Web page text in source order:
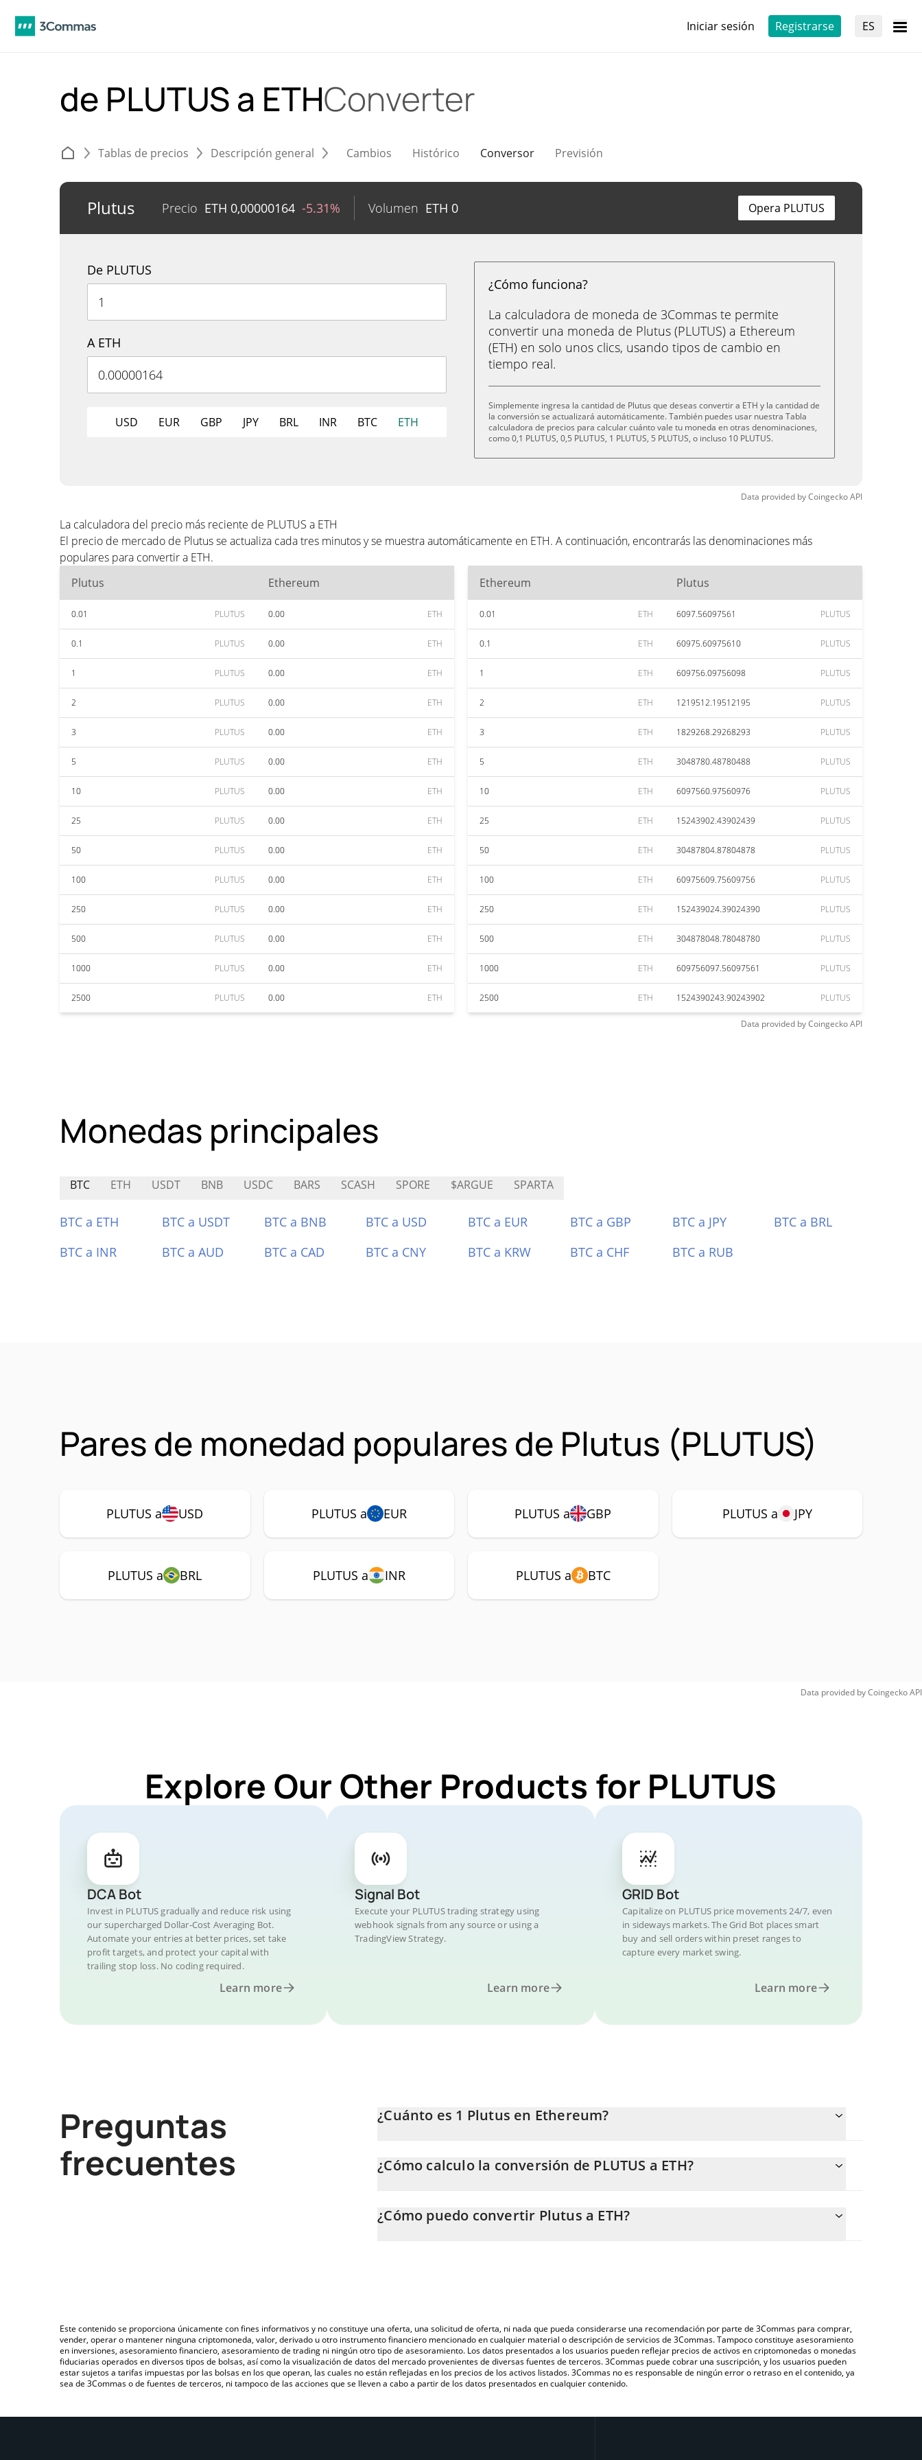
Iniciar sesión Registrarse ES
de PLUTUS a ETHConverter
Tablas de precios Descripción general Cambios Histórico Conversor Previsión
Plutus Precio ETH 0,00000164 -5.31% Volumen ETH 0 Opera PLUTUS
De PLUTUS
A ETH
USD EUR GBP JPY BRL INR BTC ETH
¿Cómo funciona?
La calculadora de moneda de 3Commas te permite
convertir una moneda de Plutus (PLUTUS) a Ethereum
(ETH) en solo unos clics, usando tipos de cambio en
tiempo real.
Simplemente ingresa la cantidad de Plutus que deseas convertir a ETH y la cantidad de
la conversión se actualizará automáticamente. También puedes usar nuestra Tabla
calculadora de precios para calcular cuánto vale tu moneda en otras denominaciones,
como 0,1 PLUTUS, 0,5 PLUTUS, 1 PLUTUS, 5 PLUTUS, o incluso 10 PLUTUS.
Data provided byCoingeckoAPI
La calculadora del precio más reciente de PLUTUS a ETH
El precio de mercado de Plutus se actualiza cada tres minutos y se muestra automáticamente en ETH. A continuación, encontrarás las denominaciones más
populares para convertir a ETH.
Plutus
Ethereum
0.01 PLUTUS 0.00 ETH
0.1 PLUTUS 0.00 ETH
1 PLUTUS 0.00 ETH
2 PLUTUS 0.00 ETH
3 PLUTUS 0.00 ETH
5 PLUTUS 0.00 ETH
10 PLUTUS 0.00 ETH
25 PLUTUS 0.00 ETH
50 PLUTUS 0.00 ETH
100 PLUTUS 0.00 ETH
250 PLUTUS 0.00 ETH
500 PLUTUS 0.00 ETH
1000 PLUTUS 0.00 ETH
2500 PLUTUS 0.00 ETH
Ethereum Plutus
0.01 ETH 6097.56097561 PLUTUS
0.1 ETH 60975.60975610 PLUTUS
1 ETH 609756.09756098 PLUTUS
2 ETH 1219512.19512195 PLUTUS
3 ETH 1829268.29268293 PLUTUS
5 ETH 3048780.48780488 PLUTUS
10 ETH 6097560.97560976 PLUTUS
25 ETH 15243902.43902439 PLUTUS
50 ETH 30487804.87804878 PLUTUS
100 ETH 60975609.75609756 PLUTUS
250 ETH 152439024.39024390 PLUTUS
500 ETH 304878048.78048780 PLUTUS
1000 ETH 609756097.56097561 PLUTUS
2500 ETH 1524390243.90243902 PLUTUS
Data provided byCoingeckoAPI
Monedas principales
BTC ETH USDT BNB USDC BARS SCASH SPORE $ARGUE SPARTA
BTC a ETH BTC a USDT BTC a BNB BTC a USD BTC a EUR BTC a GBP BTC a JPY
BTC a BRL
BTC a INR
BTC a AUD BTC a CAD BTC a CNY BTC a KRW BTC a CHF BTC a RUB
Pares de monedad populares de Plutus (PLUTUS)
PLUTUS a USD PLUTUS a EUR PLUTUS a GBP PLUTUS a JPY
PLUTUS a BRL PLUTUS a INR PLUTUS a BTC
Data provided byCoingeckoAPI
Explore Our Other Products for PLUTUS
DCA Bot
Invest in PLUTUS gradually and reduce risk using
our supercharged Dollar-Cost Averaging Bot.
Automate your entries at better prices, set take
profit targets, and protect your capital with
trailing stop loss. No coding required.
Learn more
Signal Bot
Execute your PLUTUS trading strategy using
webhook signals from any source or using a
TradingView Strategy.
Learn more
GRID Bot
Capitalize on PLUTUS price movements 24/7, even
in sideways markets. The Grid Bot places smart
buy and sell orders within preset ranges to
capture every market swing.
Learn more
Preguntas
frecuentes
¿Cuánto es 1 Plutus en Ethereum?
En este momento, 1 Plutus equivale a 0.00000164 ETH.
¿Cómo calculo la conversión de PLUTUS a ETH?
a ETH. Solo necesitas ingresar la cantidad de Plutus en el campo correspondiente, y el valor se convertirá
automáticamente a Ethereum (ETH).
¿Cómo puedo convertir Plutus a ETH?
Este contenido se proporciona únicamente con fines informativos y no constituye una oferta, una solicitud de oferta, ni nada que pueda considerarse una recomendación por parte de 3Commas para comprar,
vender, operar o mantener ninguna criptomoneda, valor, derivado u otro instrumento financiero mencionado en cualquier material o descripción de servicios de 3Commas. Tampoco constituye asesoramiento
en inversiones, asesoramiento financiero, asesoramiento de trading ni ningún otro tipo de asesoramiento. Los datos presentados a los usuarios pueden reflejar precios de activos en criptomonedas o monedas
fiduciarias operados en diversos tipos de bolsas, así como la visualización de datos del mercado provenientes de diversas fuentes de terceros. 3Commas puede cobrar una suscripción, y los usuarios pueden
estar sujetos a tarifas impuestas por las bolsas en los que operan, las cuales no están reflejadas en los precios de los activos listados. 3Commas no es responsable de ningún error o retraso en el contenido, ya
sea de 3Commas o de fuentes de terceros, ni tampoco de las acciones que se lleven a cabo a partir de los datos presentados en cualquier contenido.